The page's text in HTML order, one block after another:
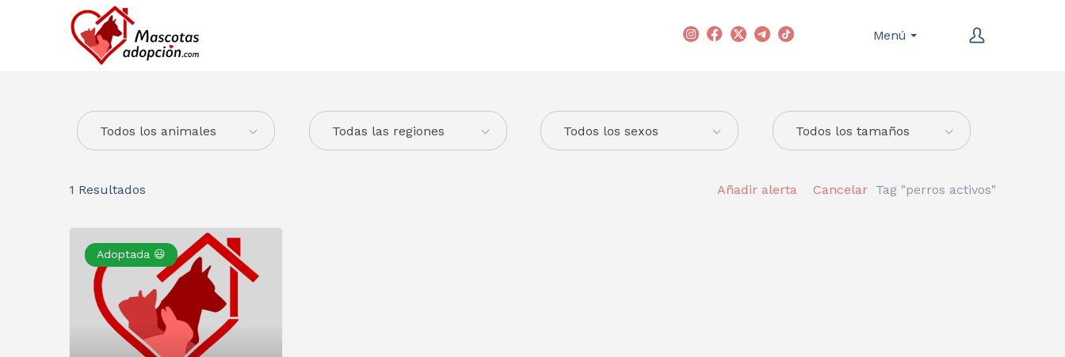
Menú
Todas las regiones
Todos los animales Todos los sexos Todos los tamaños
1 Resultados Tag "perros activos"
Cancelar
Añadir alerta
Adoptada 😃